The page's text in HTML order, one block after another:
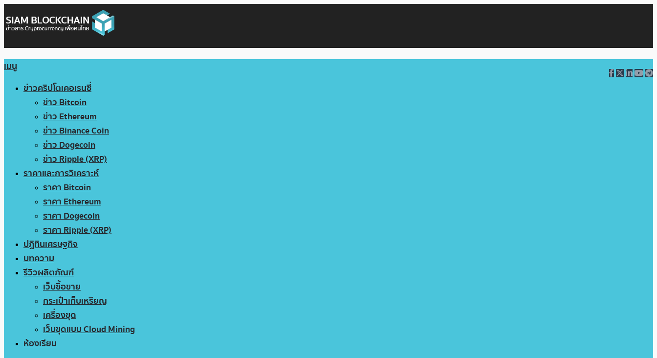
เมนู
ข่าวคริปโตเคอเรนซี่
ข่าว Bitcoin
ข่าว Ethereum
ข่าว Binance Coin
ข่าว Dogecoin
ข่าว Ripple (XRP)
ราคาและการวิเคราะห์
ราคา Bitcoin
ราคา Ethereum
ราคา Dogecoin
ราคา Ripple (XRP)
ปฏิทินเศรษฐกิจ
บทความ
รีวิวผลิตภัณฑ์
เว็บซื้อขาย
กระเป๋าเก็บเหรียญ
เครื่องขุด
เว็บขุดแบบ Cloud Mining
ห้องเรียน